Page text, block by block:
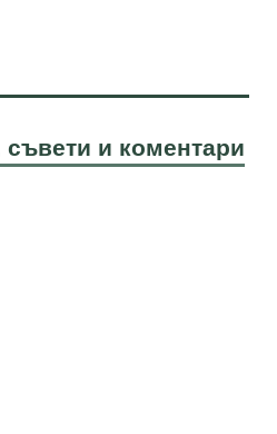
и коментари